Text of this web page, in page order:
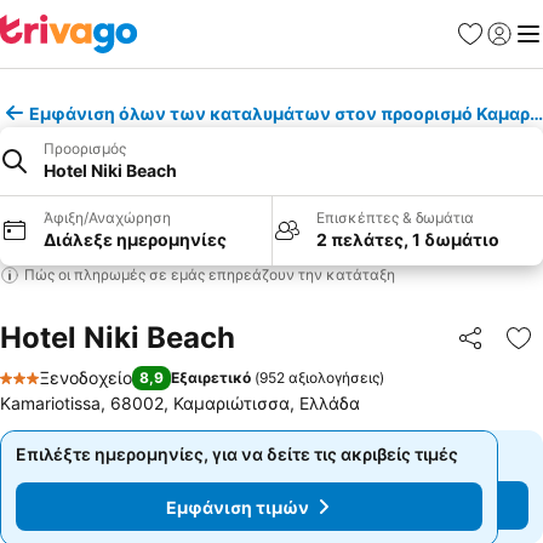
Εμφάνιση όλων των καταλυμάτων στον προορισμό
Προορισμός
Hotel Niki Beach
Άφιξη/Αναχώρηση
Διάλεξε ημερομηνίες
Επισκέπτες & δωμάτια
2 πελάτες, 1 δωμάτιο
Πώς οι πληρωμές σε εμάς επηρεάζουν την κατάταξη
Hotel Niki Beach
3 Αστέρια
Ξενοδοχείο 8,9 Εξαιρετικό (952 αξιολογήσεις)
Kamariotissa, 68002, Καμαριώτισσα, Ελλάδα
Επιλέξτε ημερομηνίες, για να δείτε τις ακριβείς τιμές
Εμφάνιση τιμών
Επιλέξτε ημερομηνίες, για να δείτε τις ακριβείς τιμές
Εμφάνιση τιμών